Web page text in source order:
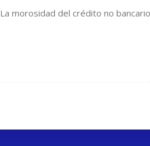
La morosidad del crédito no